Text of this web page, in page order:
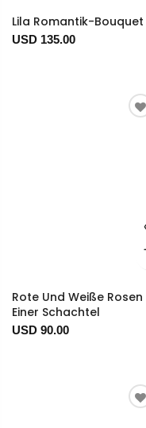
Lila Romantik-Bouquet
USD 135.00
Rote Und Weiße Rosen
Einer Schachtel
USD 90.00